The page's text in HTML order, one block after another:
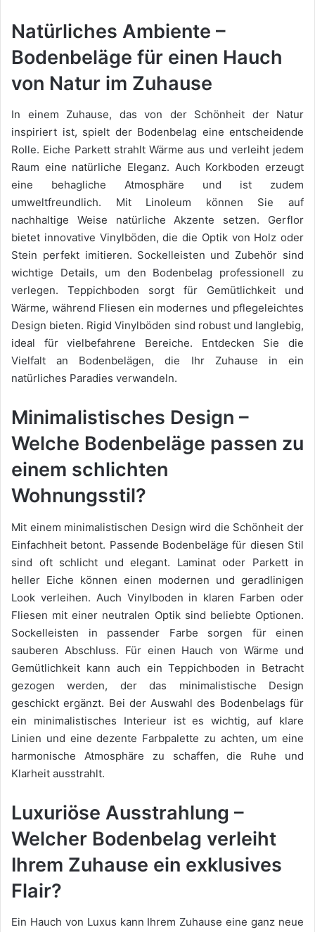
Natürliches Ambiente –
Bodenbeläge für einen Hauch
von Natur im Zuhause
In einem Zuhause, das von der Schönheit der Natur
inspiriert ist, spielt der Bodenbelag eine entscheidende
Rolle. Eiche Parkett strahlt Wärme aus und verleiht jedem
Raum eine natürliche Eleganz. Auch Korkboden erzeugt
eine behagliche Atmosphäre und ist zudem
umweltfreundlich. Mit Linoleum können Sie auf
nachhaltige Weise natürliche Akzente setzen. Gerflor
bietet innovative Vinylböden, die die Optik von Holz oder
Stein perfekt imitieren. Sockelleisten und Zubehör sind
wichtige Details, um den Bodenbelag professionell zu
verlegen. Teppichboden sorgt für Gemütlichkeit und
Wärme, während Fliesen ein modernes und pflegeleichtes
Design bieten. Rigid Vinylböden sind robust und langlebig,
ideal für vielbefahrene Bereiche. Entdecken Sie die
Vielfalt an Bodenbelägen, die Ihr Zuhause in ein
natürliches Paradies verwandeln.
Minimalistisches Design –
Welche Bodenbeläge passen zu
einem schlichten
Wohnungsstil?
Mit einem minimalistischen Design wird die Schönheit der
Einfachheit betont. Passende Bodenbeläge für diesen Stil
sind oft schlicht und elegant. Laminat oder Parkett in
heller Eiche können einen modernen und geradlinigen
Look verleihen. Auch Vinylboden in klaren Farben oder
Fliesen mit einer neutralen Optik sind beliebte Optionen.
Sockelleisten in passender Farbe sorgen für einen
sauberen Abschluss. Für einen Hauch von Wärme und
Gemütlichkeit kann auch ein Teppichboden in Betracht
gezogen werden, der das minimalistische Design
geschickt ergänzt. Bei der Auswahl des Bodenbelags für
ein minimalistisches Interieur ist es wichtig, auf klare
Linien und eine dezente Farbpalette zu achten, um eine
harmonische Atmosphäre zu schaffen, die Ruhe und
Klarheit ausstrahlt.
Luxuriöse Ausstrahlung –
Welcher Bodenbelag verleiht
Ihrem Zuhause ein exklusives
Flair?
Ein Hauch von Luxus kann Ihrem Zuhause eine ganz neue